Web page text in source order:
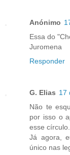
Anónimo
Essa do
Juromena
Responder
G. Elias 17
Não te
por isso o
esse círculo.
Já agora,
único nas